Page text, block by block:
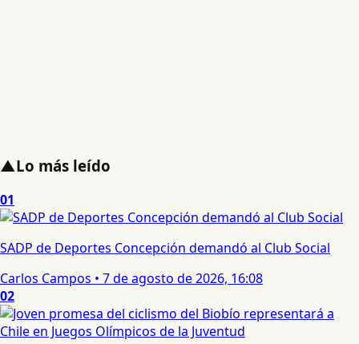
▲Lo más leído
01
SADP de Deportes Concepción demandó al Club Social
Carlos Campos • 7 de agosto de 2026, 16:08
02